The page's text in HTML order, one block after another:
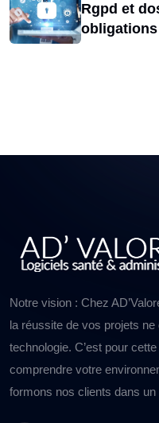
Rgpd et
Notre vision : Chez
la réussite de vos projets
technologie. C’est pour
comprendre votre
formons nos clients dans